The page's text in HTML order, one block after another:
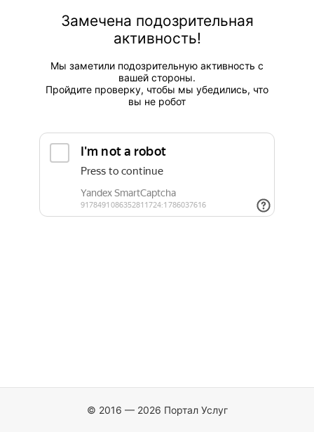
Замечена подозрительная
активность!
Мы заметили подозрительную активность с
вашей стороны.
Пройдите проверку, чтобы мы убедились, что
вы не робот
© 2016 — 2026 Портал Услуг